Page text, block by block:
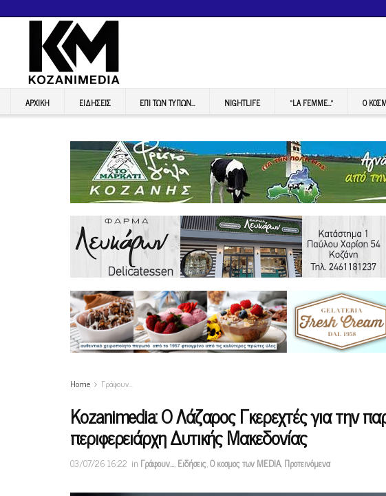
ΑΡΧΙΚΉ ΕΙΔΉΣΕΙΣ ΕΠI ΤΩΝ ΤΥΠΩΝ… NIGHTLIFE “LA FEMME…” Ο
Home Γράφουν…
Κοzanimedia: O Λάζαρος Γκερεχτές για την
περιφερειάρχη Δυτικής Μακεδονίας
03/07/26 16:22 in Γράφουν…,Ειδήσεις,Ο κοσμος των MEDIA,Προτεινόμενα